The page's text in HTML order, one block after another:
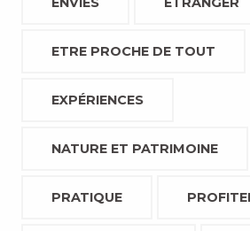
ETRE PROCHE DE TOUT
EXPÉRIENCES
NATURE ET PATRIMOINE
PRATIQUE